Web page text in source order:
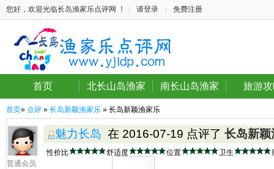
您好，欢迎光临长岛渔家乐点评网 ！ 请登录 免费注册
首页 北长山岛渔家 南长山岛渔家 旅游
首页» 点评 » 长岛新颖渔家乐 » 长岛新颖渔家乐
普通会员
魅力长岛 在 2016-07-19 点评了 长岛新颖
性价比 舒适度 位置 卫生